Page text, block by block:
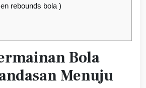
rebounds bola )
Bola
Menuju